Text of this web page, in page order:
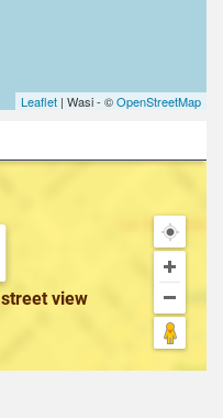
Leaflet | Wasi - ©OpenStreetMap
street view